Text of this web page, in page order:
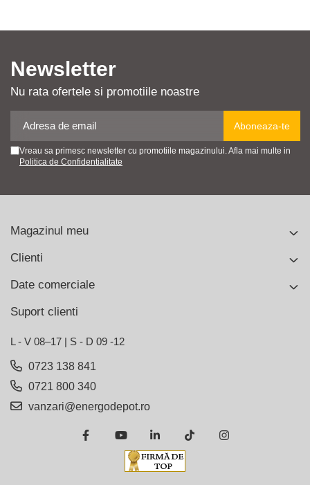
Newsletter
Nu rata ofertele si promotiile noastre
Vreau sa primesc newsletter cu promotiile magazinului. Afla mai multe in
Politica de Confidentialitate
Magazinul meu
Clienti
Date comerciale
Suport clienti
L - V 08–17 | S - D 09 -12
0723 138 841
0721 800 340
vanzari@energodepot.ro